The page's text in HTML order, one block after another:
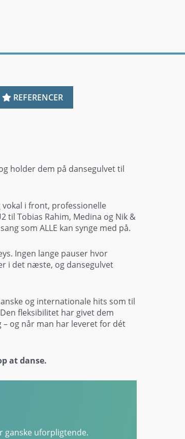
REFERENCER
holder dem på dansegulvet til
i front, professionelle
til Tobias Rahim, Medina og Nik &
som ALLE kan synge med på.
Ingen lange pauser hvor
i det næste, og dansegulvet
og internationale hits som til
fleksibilitet har givet dem
– og når man har leveret for dét
at danse.
ganske uforpligtende.